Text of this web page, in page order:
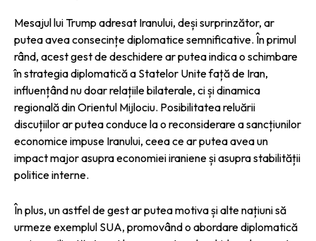
Mesajul lui Trump adresat Iranului, deși surprinzător, ar
putea avea consecințe diplomatice semnificative. În primul
rând, acest gest de deschidere ar putea indica o schimbare
în strategia diplomatică a Statelor Unite față de Iran,
influențând nu doar relațiile bilaterale, ci și dinamica
regională din Orientul Mijlociu. Posibilitatea reluării
discuțiilor ar putea conduce la o reconsiderare a sancțiunilor
economice impuse Iranului, ceea ce ar putea avea un
impact major asupra economiei iraniene și asupra stabilității
politice interne.
În plus, un astfel de gest ar putea motiva și alte națiuni să
urmeze exemplul SUA, promovând o abordare diplomatică